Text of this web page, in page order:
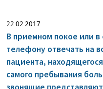
22 02 2017
В приемном покое или в
телефону отвечать на
пациента,
самого пребывания